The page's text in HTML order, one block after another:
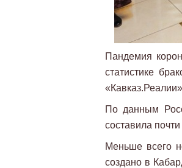
Пандемия
статистике
По данным
составила
Меньше всего
создано в